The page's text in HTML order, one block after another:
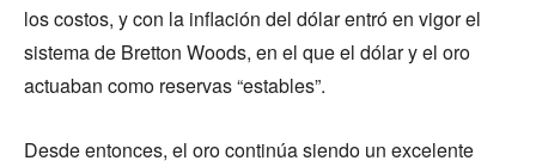
los costos, y con la inflación del dólar entró en vigor el
sistema de Bretton Woods, en el que el dólar y el oro
actuaban como reservas “estables”.
Desde entonces, el oro continúa siendo un excelente